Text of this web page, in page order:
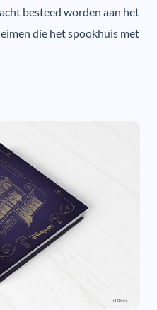
besteed worden aan het
die het spookhuis met